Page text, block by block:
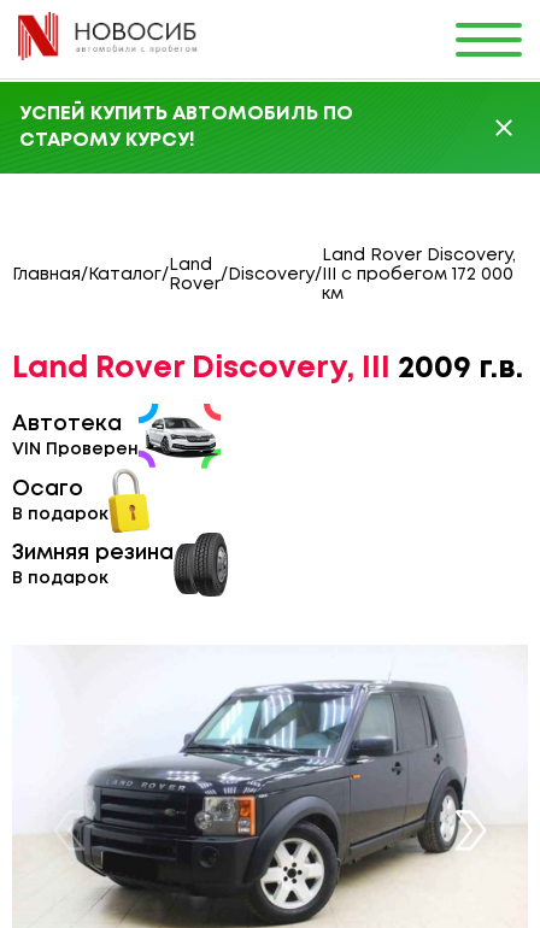
УСПЕЙ КУПИТЬ АВТОМОБИЛЬ ПО
СТАРОМУ КУРСУ!
Главная/ Каталог/
Land
Rover
/ Discovery/
Land Rover Discovery,
III с пробегом 172 000
км
Land Rover Discovery, III 2009 г.в.
Автотека
VIN Проверен
Осаго
В подарок
Зимняя резина
В подарок